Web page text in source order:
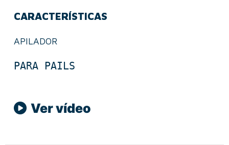
CARACTERÍSTICAS
APILADOR
PARA PAILS
Ver vídeo